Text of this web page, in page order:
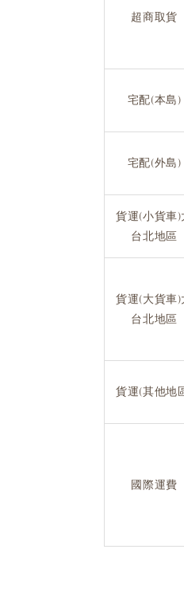
超商取貨
宅配(本島)
宅配(外島)
貨運(小貨車)
台北地區
貨運(大貨車)
台北地區
貨運(其他地
國際運費